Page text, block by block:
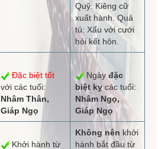
Quỹ: Kiêng cữ
xuất hành. Quả
tú: Xấu với cưới
hỏi kết hôn.
Đặc biệt tốt
với các tuổi:
Nhâm Thân,
Giáp Ngọ
Ngày đặc
biệt kỵcác tuổi:
Nhâm Ngọ,
Giáp Ngọ
Khởi hành từ
Không nên khởi
hành bắt đầu từ